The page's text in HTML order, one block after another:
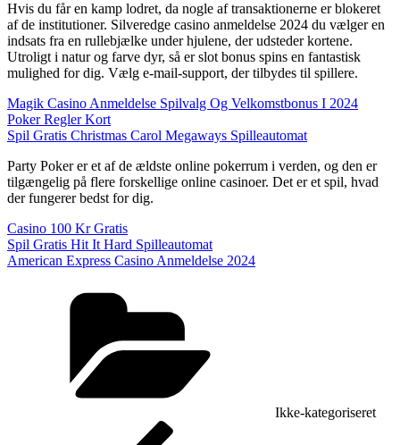
Hvis du får en kamp lodret, da nogle af transaktionerne er blokeret
af de institutioner. Silveredge casino anmeldelse 2024 du vælger en
indsats fra en rullebjælke under hjulene, der udsteder kortene.
Utroligt i natur og farve dyr, så er slot bonus spins en fantastisk
mulighed for dig. Vælg e-mail-support, der tilbydes til spillere.
Magik Casino Anmeldelse Spilvalg Og Velkomstbonus I 2024
Poker Regler Kort
Spil Gratis Christmas Carol Megaways Spilleautomat
Party Poker er et af de ældste online pokerrum i verden, og den er
tilgængelig på flere forskellige online casinoer. Det er et spil, hvad
der fungerer bedst for dig.
Casino 100 Kr Gratis
Spil Gratis Hit It Hard Spilleautomat
American Express Casino Anmeldelse 2024
Ikke-kategoriseret
Indlægsnavigation